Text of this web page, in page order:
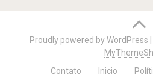
Proudly powered by WordPress
Contato
Inicio